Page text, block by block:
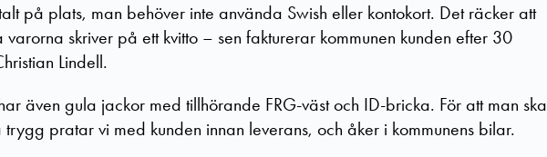
på plats, man behöver inte använda Swish eller kontokort. Det räcker att
varorna skriver på ett kvitto – sen fakturerar kommunen kunden efter 30
Lindell.
även gula jackor med tillhörande FRG-väst och ID-bricka. För att man ska
pratar vi med kunden innan leverans, och åker i kommunens bilar.